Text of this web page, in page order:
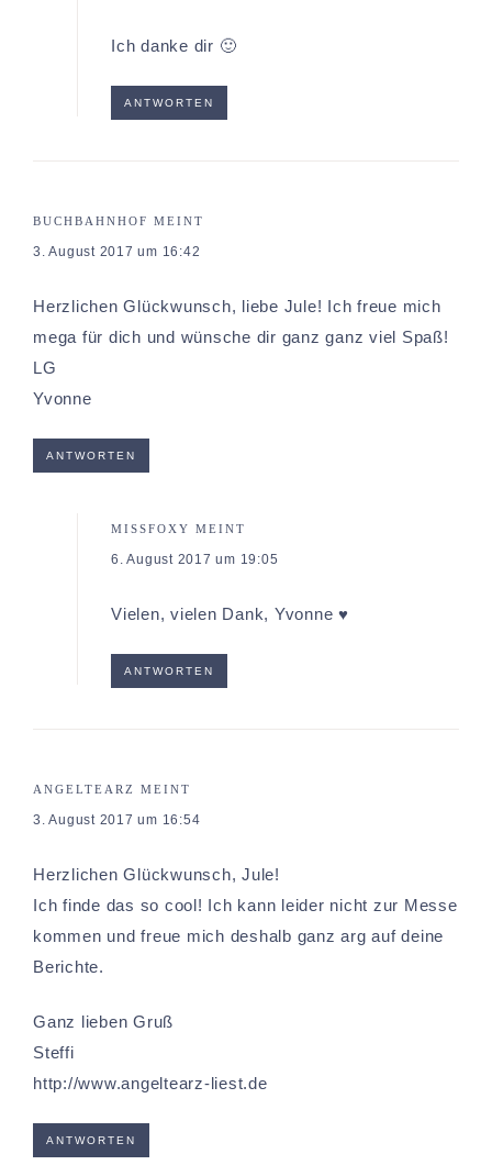
Ich danke dir 🙂
ANTWORTEN
BUCHBAHNHOF MEINT
3. August 2017 um 16:42
Herzlichen Glückwunsch, liebe Jule! Ich freue mich
mega für dich und wünsche dir ganz ganz viel Spaß!
LG
Yvonne
ANTWORTEN
MISSFOXY MEINT
6. August 2017 um 19:05
Vielen, vielen Dank, Yvonne ♥
ANTWORTEN
ANGELTEARZ MEINT
3. August 2017 um 16:54
Herzlichen Glückwunsch, Jule!
Ich finde das so cool! Ich kann leider nicht zur Messe
kommen und freue mich deshalb ganz arg auf deine
Berichte.
Ganz lieben Gruß
Steffi
http://www.angeltearz-liest.de
ANTWORTEN